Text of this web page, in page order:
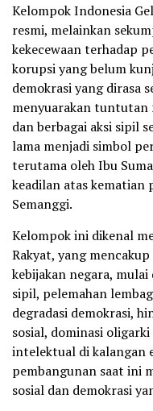
Kelompok Indonesia
resmi, melainkan
kekecewaan terhadap
korupsi yang belum
demokrasi yang dirasa
menyuarakan tuntutan
dan berbagai aksi sipil
lama menjadi simbol
terutama oleh Ibu
keadilan atas kematian
Semanggi.
Kelompok ini dikenal
Rakyat, yang
kebijakan negara,
sipil, pelemahan
degradasi demokrasi,
sosial, dominasi
intelektual di kalangan
pembangunan saat ini
sosial dan demokrasi